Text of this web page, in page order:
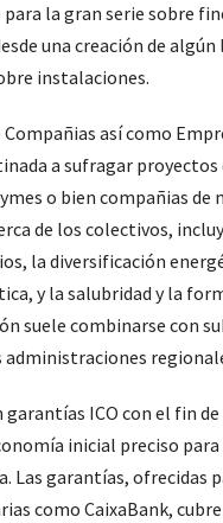
la gran serie sobre
una creación de
instalaciones.
Compañias así­ como
a sufragar proyectos
o bien compañias de
de los colectivos,
la diversificación
y la salubridad y la
suele combinarse con
administraciones
ICO con el fin
inicial preciso para
Las garantías, ofrecidas
como CaixaBank,